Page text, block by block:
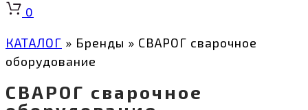
Корзина
0
КАТАЛОГ » Бренды » СВАРОГ сварочное
оборудование
СВАРОГ сварочное